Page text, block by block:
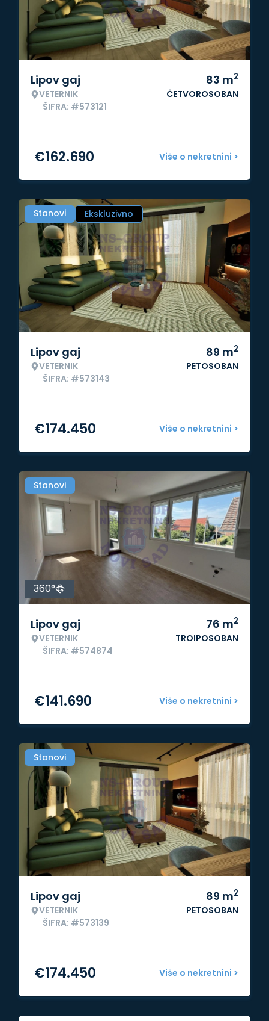
Lipov gaj
VETERNIK
ŠIFRA: #573121
83 m2
ČETVOROSOBAN
Više o nekretnini >
€162.690
Stanovi Ekskluzivno
Lipov gaj
VETERNIK
ŠIFRA: #573143
89 m2
PETOSOBAN
Više o nekretnini >
€174.450
Stanovi
360°
Lipov gaj
VETERNIK
ŠIFRA: #574874
76 m2
TROIPOSOBAN
Više o nekretnini >
€141.690
Stanovi
Lipov gaj
VETERNIK
ŠIFRA: #573139
89 m2
PETOSOBAN
Više o nekretnini >
€174.450